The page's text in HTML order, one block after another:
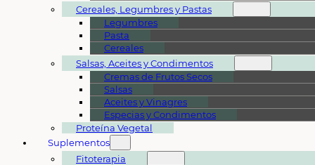
Cereales, Legumbres y Pastas
Legumbres
Pasta
Cereales
Salsas, Aceites y Condimentos
Cremas de Frutos Secos
Salsas
Aceites y Vinagres
Especias y Condimentos
Proteína Vegetal
Suplementos
Fitoterapia